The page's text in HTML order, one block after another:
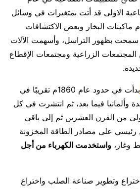
الاولى قد أتت بمتغيرات في وسائل
ماكينات البخار وبعض الاكتشافات
سمحت بظهور التراسل، وأسهمت الآلات
الزراعية ومجتمعات الإقطاع
بدأت في حدود عام 1860م تقريبًا في
وألمانيا فيما بعد، ثم انتشرت في كل
من القرن العشرين ثم إلى باقي
رئيسي على مصادر الطاقة المخزونة
وغاز، واستخدمت الكهرباء من أجل
وتطوير صناعة الصلب واختراع